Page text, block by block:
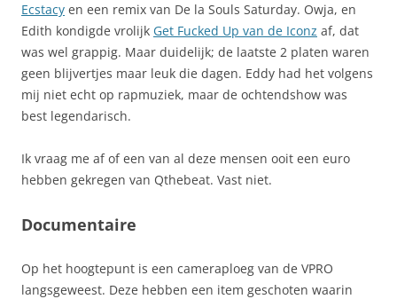
Ecstacy en een remix van De la Souls Saturday. Owja, en
Edith kondigde vrolijk Get Fucked Up van de Iconz af, dat
was wel grappig. Maar duidelijk; de laatste 2 platen waren
geen blijvertjes maar leuk die dagen. Eddy had het volgens
mij niet echt op rapmuziek, maar de ochtendshow was
best legendarisch.
Ik vraag me af of een van al deze mensen ooit een euro
hebben gekregen van Qthebeat. Vast niet.
Documentaire
Op het hoogtepunt is een cameraploeg van de VPRO
langsgeweest. Deze hebben een item geschoten waarin